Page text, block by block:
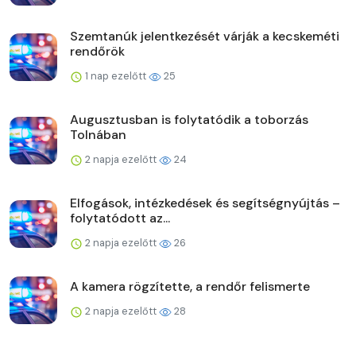
Szemtanúk jelentkezését várják a kecskeméti
rendőrök
1 nap ezelőtt 25
Augusztusban is folytatódik a toborzás
Tolnában
2 napja ezelőtt 24
Elfogások, intézkedések és segítségnyújtás –
folytatódott az...
2 napja ezelőtt 26
A kamera rögzítette, a rendőr felismerte
2 napja ezelőtt 28